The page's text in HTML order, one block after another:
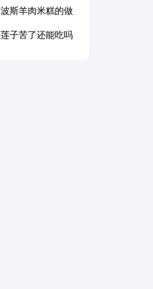
波斯羊肉米糕的做
法
莲子苦了还能吃吗